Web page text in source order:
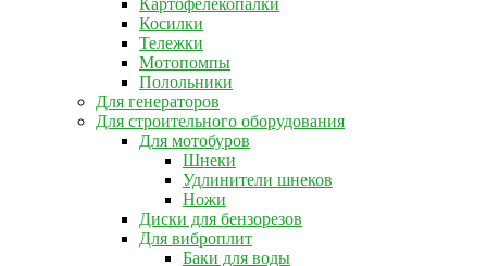
Картофелекопалки
Косилки
Тележки
Мотопомпы
Полольники
Для генераторов
Для строительного оборудования
Для мотобуров
Шнеки
Удлинители шнеков
Ножи
Диски для бензорезов
Для виброплит
Баки для воды